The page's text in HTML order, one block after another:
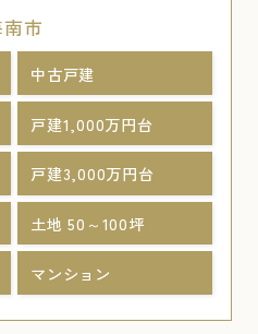
市
中古戸建
戸建1,000万円台
戸建3,000万円台
土地 50～100坪
マンション